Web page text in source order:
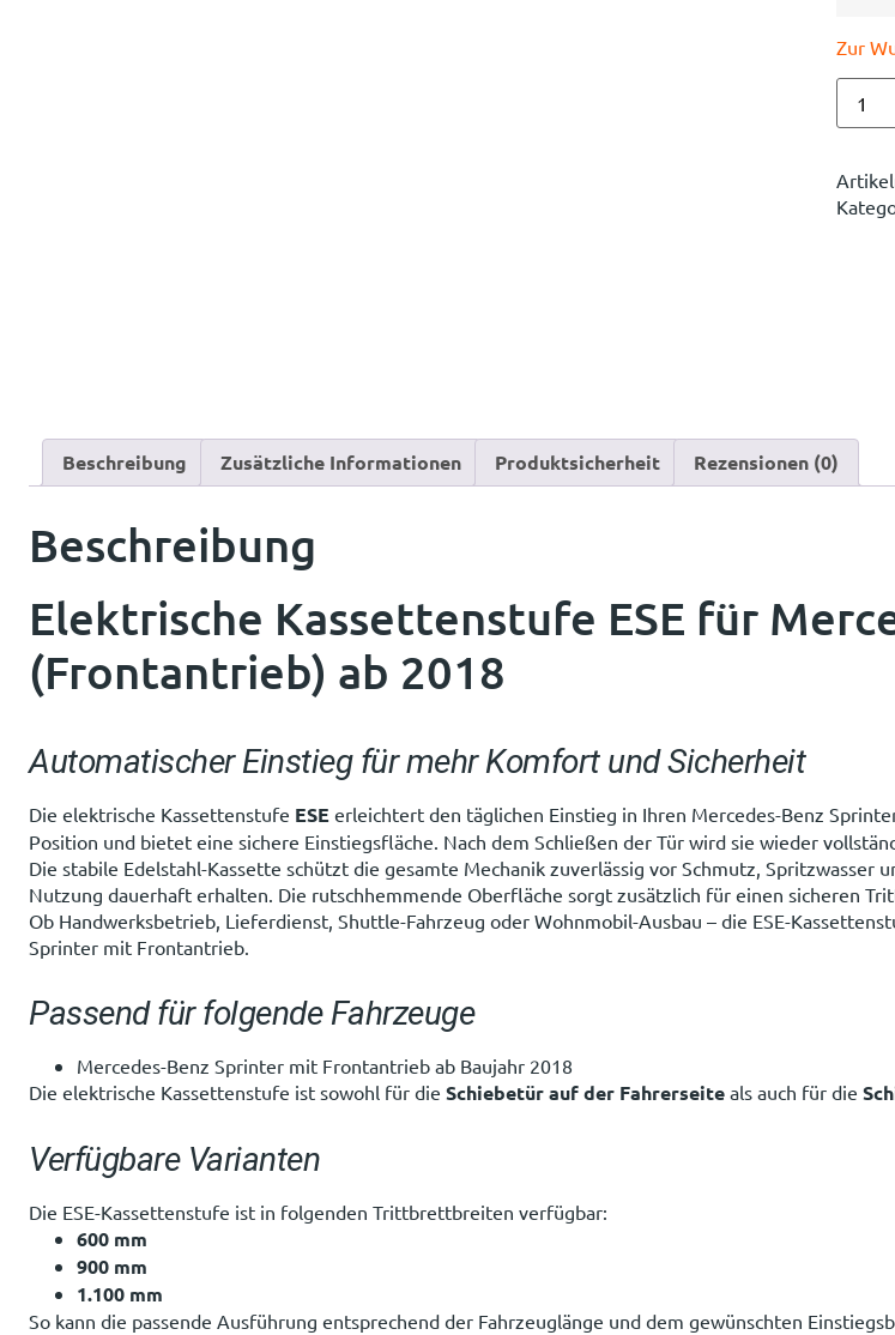
Zur
Beschreibung Zusätzliche Informationen Produktsicherheit Rezensionen (0)
Beschreibung
Elektrische Kassettenstufe ESE für
(Frontantrieb) ab 2018
Automatischer Einstieg für mehr Komfort und Sicherheit
Die elektrische Kassettenstufe ESE erleichtert den täglichen Einstieg in Ihren Mercedes-Benz
Position und bietet eine sichere Einstiegsfläche. Nach dem Schließen der Tür wird sie wieder
Die stabile Edelstahl-Kassette schützt die gesamte Mechanik zuverlässig vor Schmutz,
Nutzung dauerhaft erhalten. Die rutschhemmende Oberfläche sorgt zusätzlich für einen sicheren
Ob Handwerksbetrieb, Lieferdienst, Shuttle-Fahrzeug oder Wohnmobil-Ausbau – die ESE-
Sprinter mit Frontantrieb.
Passend für folgende Fahrzeuge
Mercedes-Benz Sprinter mit Frontantrieb ab Baujahr 2018
Die elektrische Kassettenstufe ist sowohl für die Schiebetür auf der Fahrerseite als auch für die
Verfügbare Varianten
Die ESE-Kassettenstufe ist in folgenden Trittbrettbreiten verfügbar:
600 mm
900 mm
1.100 mm
So kann die passende Ausführung entsprechend der Fahrzeuglänge und dem gewünschten